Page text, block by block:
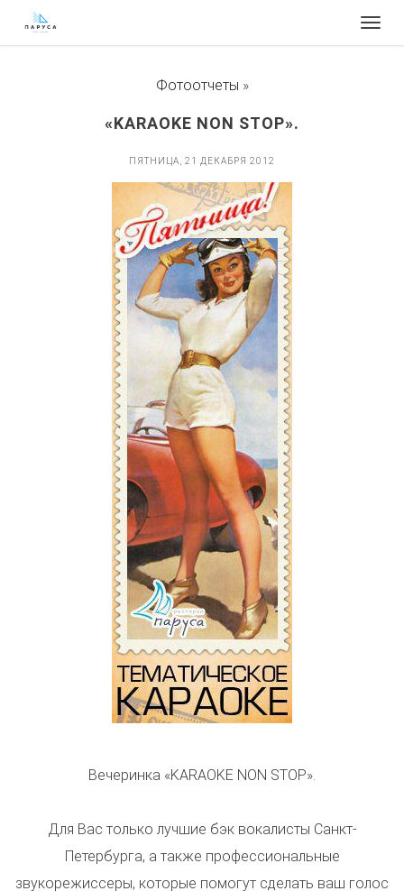
Фотоотчеты »
«KARAOKE NON STOP».
ПЯТНИЦА, 21 ДЕКАБРЯ 2012
Вечеринка «KARAOKE NON STOP».
Для Вас только лучшие бэк вокалисты Санкт-
Петербурга, а также профессиональные
звукорежиссеры, которые помогут сделать ваш голос